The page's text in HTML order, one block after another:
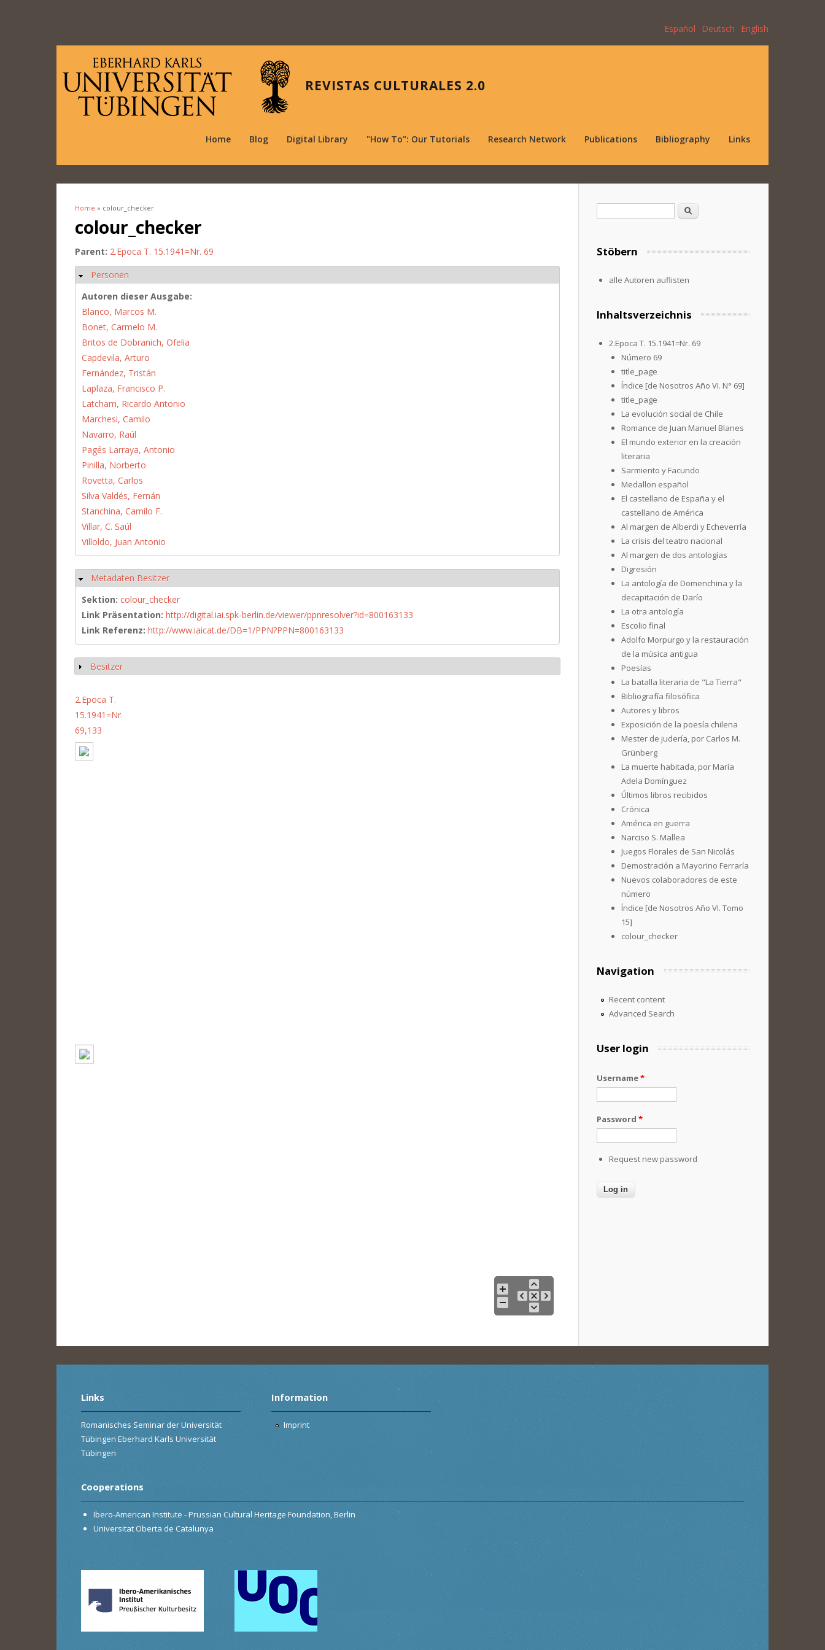
Español Deutsch English
REVISTAS CULTURALES 2.0
Home Blog Digital Library "How To": Our Tutorials Research Network Publications Bibliography Links
You are here
Home » colour_checker
colour_checker
Parent: 2.Epoca T. 15.1941=Nr. 69
Hide
Personen
Autoren dieser Ausgabe:
Blanco, Marcos M.
Bonet, Carmelo M.
Britos de Dobranich, Ofelia
Capdevila, Arturo
Fernández, Tristán
Laplaza, Francisco P.
Latcham, Ricardo Antonio
Marchesi, Camilo
Navarro, Raúl
Pagés Larraya, Antonio
Pinilla, Norberto
Rovetta, Carlos
Silva Valdés, Fernán
Stanchina, Camilo F.
Villar, C. Saúl
Villoldo, Juan Antonio
Hide
Metadaten Besitzer
Sektion: colour_checker
Link Präsentation: http://digital.iai.spk-berlin.de/viewer/ppnresolver?id=800163133
Link Referenz: http://www.iaicat.de/DB=1/PPN?PPN=800163133
Show
Besitzer
2.Epoca T.
15.1941=Nr.
69,133
Search
Stöbern
alle Autoren auflisten
Inhaltsverzeichnis
2.Epoca T. 15.1941=Nr. 69
Número 69
title_page
Índice [de Nosotros Año VI. N° 69]
title_page
La evolución social de Chile
Romance de Juan Manuel Blanes
El mundo exterior en la creación
literaria
Sarmiento y Facundo
Medallon español
El castellano de España y el
castellano de América
Al margen de Alberdi y Echeverría
La crisis del teatro nacional
Al margen de dos antologías
Digresión
La antología de Domenchina y la
decapitación de Darío
La otra antología
Escolio final
Adolfo Morpurgo y la restauración
de la música antigua
Poesías
La batalla literaria de "La Tierra"
Bibliografía filosófica
Autores y libros
Exposición de la poesía chilena
Mester de judería, por Carlos M.
Grünberg
La muerte habitada, por María
Adela Domínguez
Últimos libros recibidos
Crónica
América en guerra
Narciso S. Mallea
Juegos Florales de San Nicolás
Demostración a Mayorino Ferraría
Nuevos colaboradores de este
número
Índice [de Nosotros Año VI. Tomo
15]
colour_checker
Navigation
Recent content
Advanced Search
User login
Username*
Password *
Request new password
Links
Romanisches Seminar der Universität
Tübingen Eberhard Karls Universität
Tübingen
Information
Imprint
Cooperations
Ibero-American Institute - Prussian Cultural Heritage Foundation, Berlin
Universitat Oberta de Catalunya